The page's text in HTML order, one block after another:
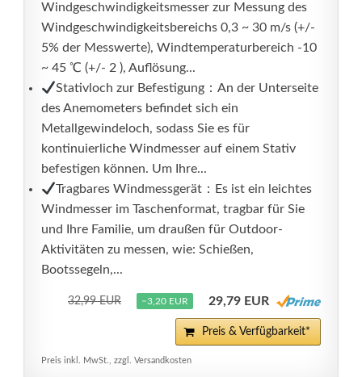
Windgeschwindigkeitsmesser zur Messung des
Windgeschwindigkeitsbereichs 0,3 ~ 30 m/s (+/-
5% der Messwerte), Windtemperaturbereich -10
~ 45 ℃ (+/- 2 ), Auflösung...
Stativloch zur Befestigung：An der Unterseite
des Anemometers befindet sich ein
Metallgewindeloch, sodass Sie es für
kontinuierliche Windmesser auf einem Stativ
befestigen können. Um Ihre...
Tragbares Windmessgerät：Es ist ein leichtes
Windmesser im Taschenformat, tragbar für Sie
und Ihre Familie, um draußen für Outdoor-
Aktivitäten zu messen, wie: Schießen,
Bootssegeln,...
32,99 EUR −3,20 EUR 29,79 EUR
Preis & Verfügbarkeit*
Preis inkl. MwSt., zzgl. Versandkosten